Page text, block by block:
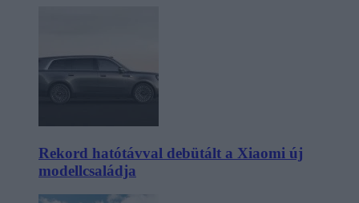
Rekord hatótávval debütált a Xiaomi új
modellcsaládja